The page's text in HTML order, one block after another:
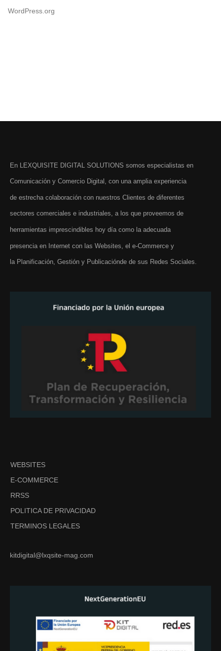
WordPress.org
En LEXQUISITE DIGITAL SOLUTIONS somos especialistas en
Comunicación y Comercio Digital, con una amplia experiencia
de estrecha colaboración con nuestros Clientes de diferentes
sectores comerciales e industriales, a los que proveemos de
herramientas imprescindibles hoy día como la adecuada
presencia en Internet con las Websites, el e-Commerce y
la Planificación, Gestión y Publicaciónde de sus Redes Sociales.
WEBSITES
E-COMMERCE
RRSS
POLITICA DE PRIVACIDAD
TERMINOS LEGALES
kitdigital@lxqsite-mag.com